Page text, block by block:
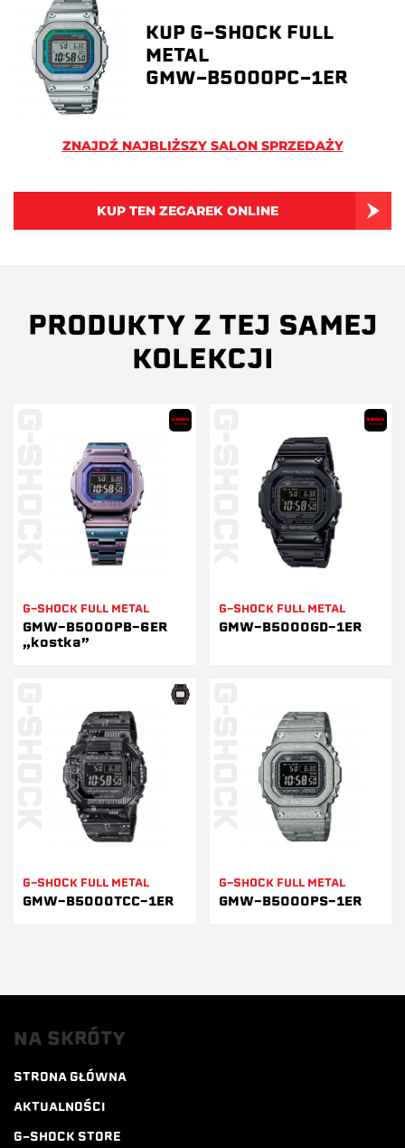
KUP G-SHOCK FULL
METAL
GMW-B5000PC-1ER
ZNAJDŹ NAJBLIŻSZY SALON SPRZEDAŻY
KUP TEN ZEGAREK ONLINE
PRODUKTY Z TEJ SAMEJ
KOLEKCJI
G-SHOCK FULL METAL
GMW-B5000PB-6ER
„kostka”
G-SHOCK FULL METAL
GMW-B5000GD-1ER
G-SHOCK FULL METAL
GMW-B5000TCC-1ER
G-SHOCK FULL METAL
GMW-B5000PS-1ER
NA SKRÓTY
STRONA GŁÓWNA
AKTUALNOŚCI
G-SHOCK STORE